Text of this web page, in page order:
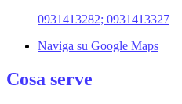
0931413282; 0931413327
Naviga su Google Maps
Cosa serve